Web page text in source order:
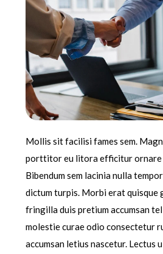
Mollis sit facilisi fames sem.
porttitor eu litora efficitur ornare
Bibendum sem lacinia nulla
dictum turpis. Morbi erat quisque
fringilla duis pretium accumsan
molestie curae odio consectetur
accumsan letius nascetur. Lectus